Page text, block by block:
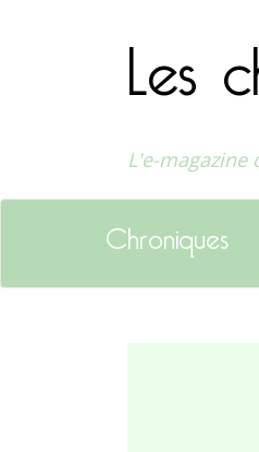
Les
L'e-
Chroniques